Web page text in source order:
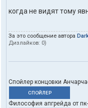
когда не видят тому
За это сообщение автора
Дизлайков: 0)
Спойлер концовки
СПОЙЛЕР
Философия апгрейда от